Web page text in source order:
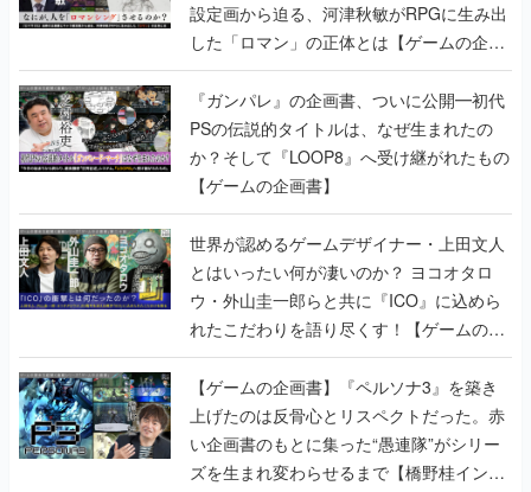
設定画から迫る、河津秋敏がRPGに生み出
した「ロマン」の正体とは【ゲームの企画
書】
『ガンパレ』の企画書、ついに公開━初代
PSの伝説的タイトルは、なぜ生まれたの
か？そして『LOOP8』へ受け継がれたもの
【ゲームの企画書】
世界が認めるゲームデザイナー・上田文人
とはいったい何が凄いのか？ ヨコオタロ
ウ・外山圭一郎らと共に『ICO』に込めら
れたこだわりを語り尽くす！【ゲームの企
画書】
【ゲームの企画書】『ペルソナ3』を築き
上げたのは反骨心とリスペクトだった。赤
い企画書のもとに集った“愚連隊”がシリー
ズを生まれ変わらせるまで【橋野桂インタ